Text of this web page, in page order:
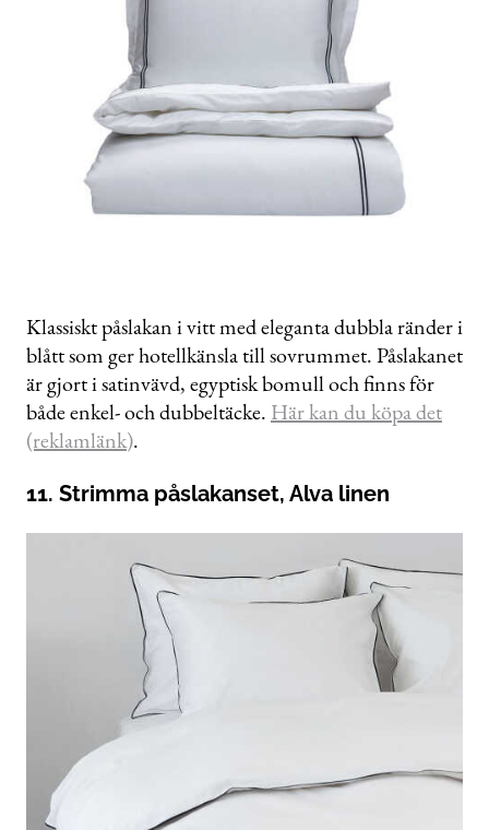
Klassiskt påslakan i vitt med eleganta dubbla ränder i
blått som ger hotellkänsla till sovrummet. Påslakanet
är gjort i satinvävd, egyptisk bomull och finns för
både enkel- och dubbeltäcke. Här kan du köpa det
(reklamlänk).
11. Strimma påslakanset, Alva linen